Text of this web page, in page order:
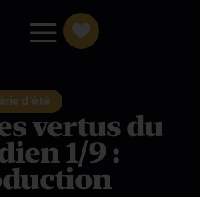
d'été
vertus du
1/9 :